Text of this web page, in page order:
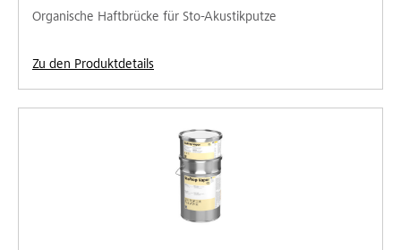
Organische Haftbrücke für Sto-Akustikputze
Zu den Produktdetails